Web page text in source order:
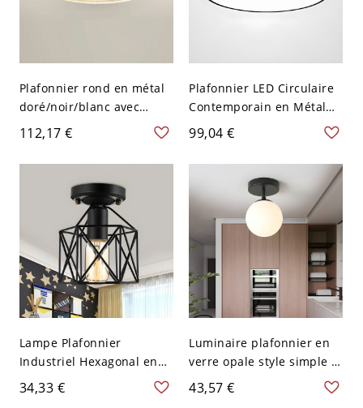
Plafonnier rond en métal
doré/noir/blanc avec
abat-jour en acrylique -
Noir 110 V-120 V
Gradation à trois niveaux
112,17 €
Plafonnier LED Circulaire
Contemporain en Métal
Luminaire Encastré pour
Chambre - Noir 110 V-120
V 22,86 cm Blanc
99,04 €
Lampe Plafonnier
Industriel Hexagonal en
Métal Noir avec Design de
Cage pour Salon Semi-
34,33 €
Luminaire plafonnier en
verre opale style simple 1
lumière avec support noir
43,57 €